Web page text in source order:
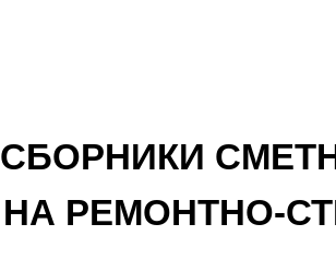
СБОРНИКИ
НА РЕМОНТНО-